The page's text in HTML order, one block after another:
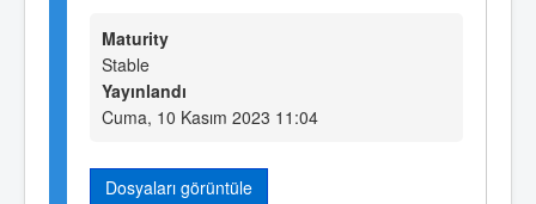
Maturity
Stable
Yayınlandı
Cuma, 10 Kasım 2023 11:04
Dosyaları görüntüle